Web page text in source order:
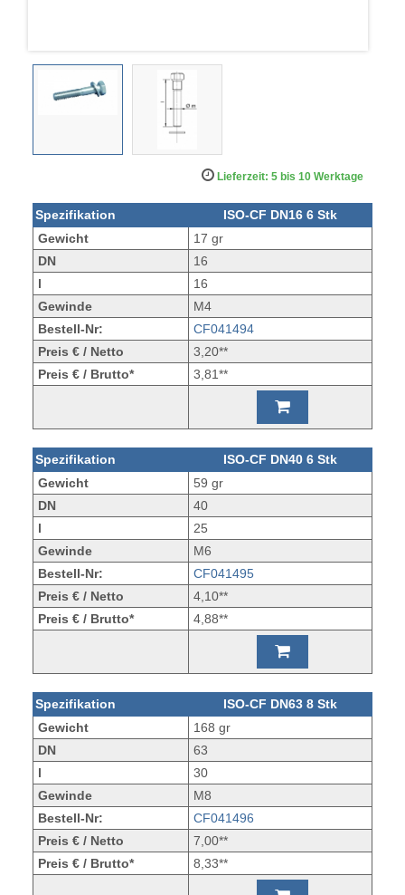
Lieferzeit: 5 bis 10 Werktage
Spezifikation
ISO-CF DN16 6 Stk
Gewicht
17 gr
DN
16
l
16
Gewinde
M4
Bestell-Nr:
CF041494
Preis € / Netto
3,20**
Preis € / Brutto*
3,81**
Spezifikation
ISO-CF DN40 6 Stk
Gewicht
59 gr
DN
40
l
25
Gewinde
M6
Bestell-Nr:
CF041495
Preis € / Netto
4,10**
Preis € / Brutto*
4,88**
Spezifikation
ISO-CF DN63 8 Stk
Gewicht
168 gr
DN
63
l
30
Gewinde
M8
Bestell-Nr:
CF041496
Preis € / Netto
7,00**
Preis € / Brutto*
8,33**